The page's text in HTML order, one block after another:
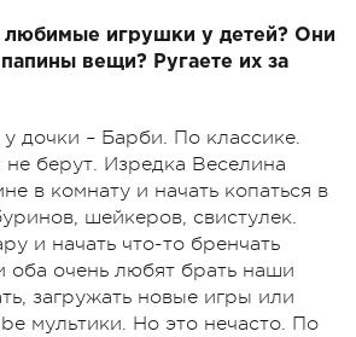
любимые игрушки у детей? Они
вещи? Ругаете их за
дочки – Барби. По классике.
берут. Изредка Веселина
в комнату и начать копаться в
шейкеров, свистулек.
и начать что-то бренчать
оба очень любят брать наши
загружать новые игры или
мультики. Но это нечасто. По